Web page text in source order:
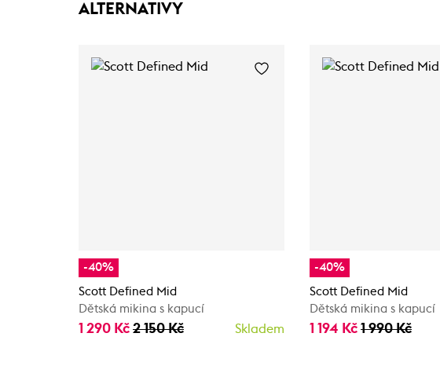
ALTERNATIVY
-40%
Scott Defined Mid
Dětská mikina s kapucí
1 290 Kč 2 150 Kč Skladem
-40%
Scott Defined Mid
Dětská mikina s kapucí
1 194 Kč 1 990 Kč